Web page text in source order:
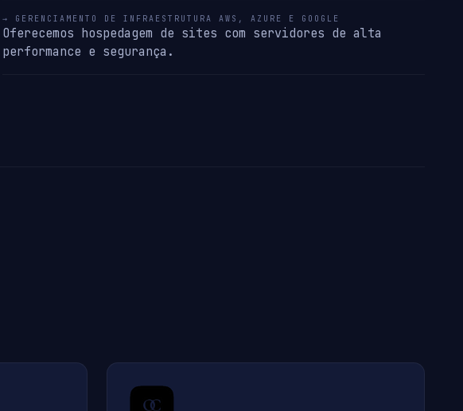
→ GERENCIAMENTO DE INFRAESTRUTURA AWS, AZURE E GOOGLE
Oferecemos hospedagem de sites com servidores de alta
performance e segurança.